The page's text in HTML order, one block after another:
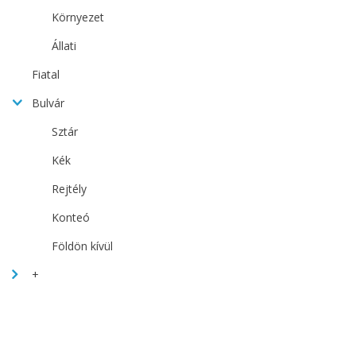
Környezet
Állati
Fiatal
Bulvár
Sztár
Kék
Rejtély
Konteó
Földön kívül
+